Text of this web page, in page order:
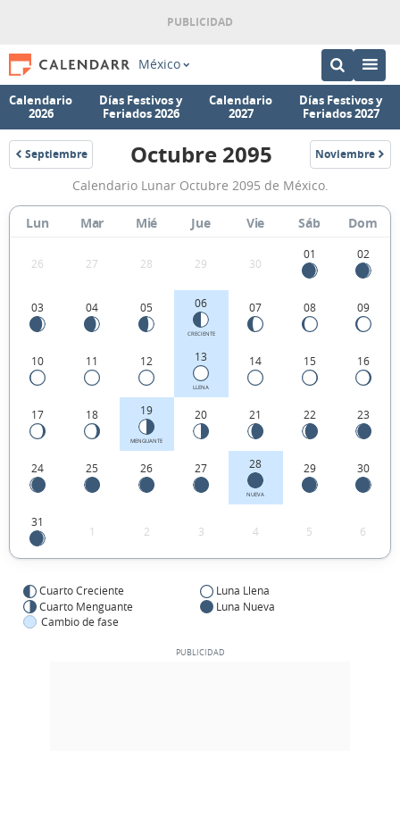
México
Calendario
2026
Días Festivos y
Feriados 2026
Calendario
2027
Días Festivos y
Feriados 2027
Septiembre
2095
Calendario
Lunar
Octubre
México.
Octubre 2095 Noviembre
2095
Calendario Lunar Octubre 2095 de México.
Lun Mar Mié Jue Vie Sáb Dom
26 27 28 29 30
01 02
03 04 05 06
CRECIENTE
07 08 09
10 11 12 13
LLENA
14 15 16
17 18 19
MENGUANTE
20 21 22 23
24 25 26 27 28
NUEVA
29 30
31
1 2 3 4 5 6
Cuarto Creciente
Luna Llena
Cuarto Menguante
Luna Nueva
Cambio de fase